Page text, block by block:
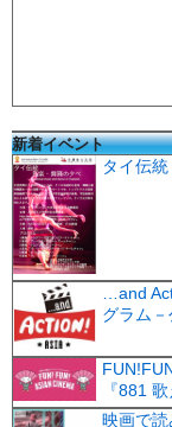
新着イベント
タイ伝
…and
グラム
『881
映画で